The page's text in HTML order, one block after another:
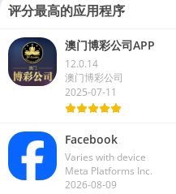
评分最高的应用程序
澳门博彩公司APP
12.0.14
澳门博彩公司
2025-07-11
Facebook
Varies with device
Meta Platforms Inc.
2026-08-09